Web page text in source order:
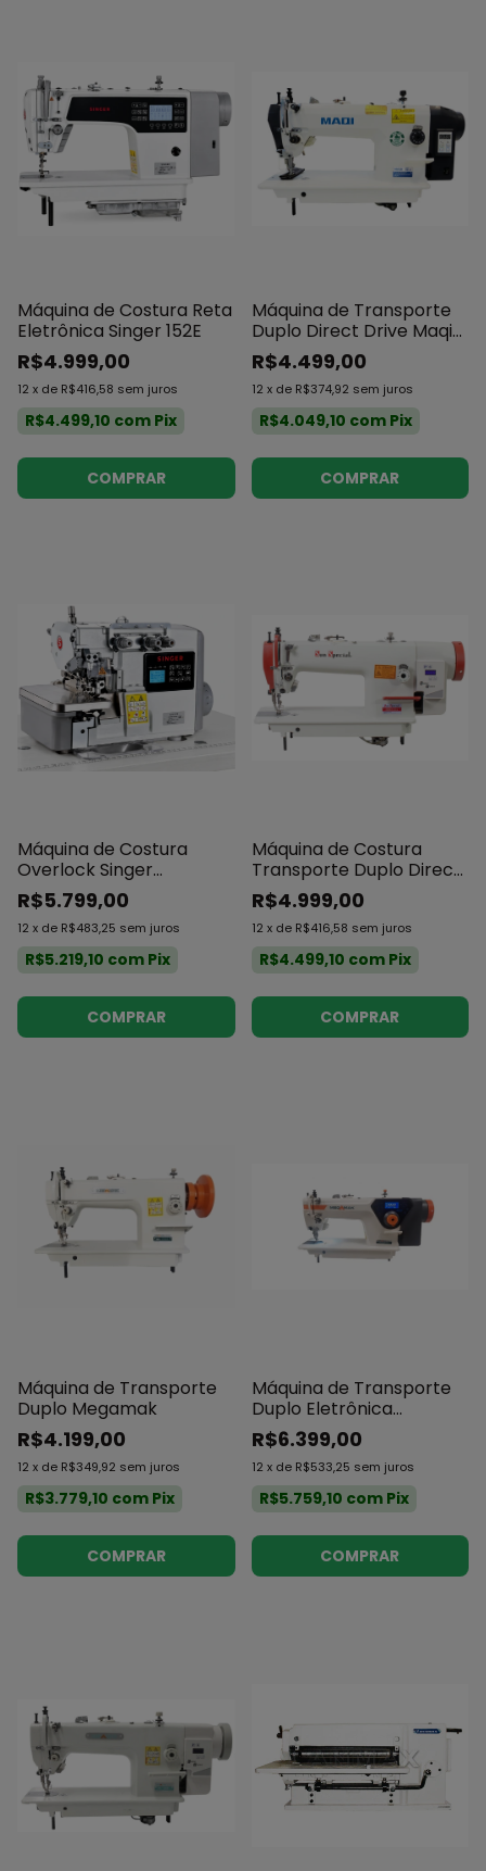
Máquina de Costura Reta
Eletrônica Singer 152E
R$4.999,00
12 x de R$416,58 sem juros
R$4.499,10 com Pix
COMPRAR
Máquina de Transporte
Duplo Direct Drive Maqi
LS-0303DP
R$4.499,00
12 x de R$374,92 sem juros
R$4.049,10 com Pix
COMPRAR
Máquina de Costura
Overlock Singer
Eletrônica 351E 3 Fios
R$5.799,00
12 x de R$483,25 sem juros
R$5.219,10 com Pix
COMPRAR
Máquina de Costura
Transporte Duplo Direct
Drive Sun Special
R$4.999,00
12 x de R$416,58 sem juros
R$4.499,10 com Pix
COMPRAR
Máquina de Transporte
Duplo Megamak
R$4.199,00
12 x de R$349,92 sem juros
R$3.779,10 com Pix
Máquina de Transporte
Duplo Eletrônica
Megamak H33
R$6.399,00
12 x de R$533,25 sem juros
R$5.759,10 com Pix